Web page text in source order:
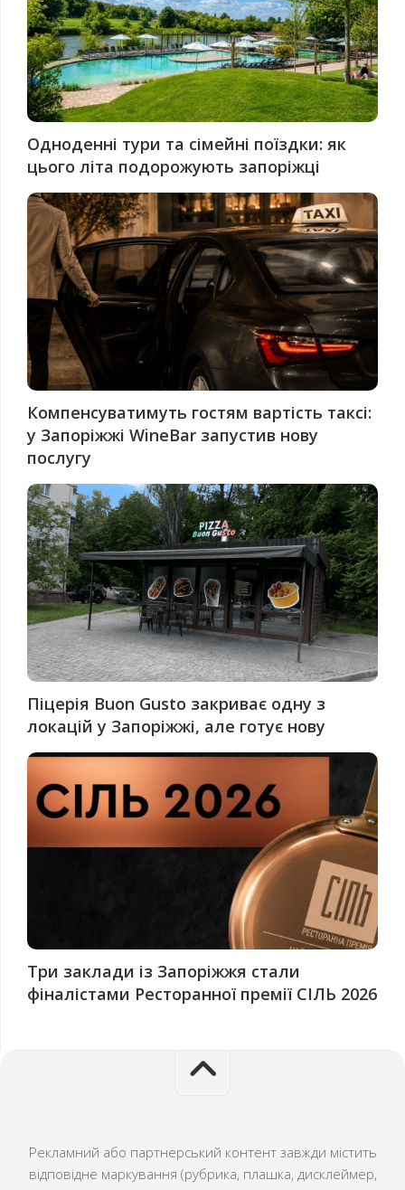
Одноденні тури та сімейні поїздки: як
цього літа подорожують запоріжці
Компенсуватимуть гостям вартість таксі:
у Запоріжжі WineBar запустив нову
послугу
Піцерія Buon Gusto закриває одну з
локацій у Запоріжжі, але готує нову
Три заклади із Запоріжжя стали
фіналістами Ресторанної премії СІЛЬ 2026
Рекламний або партнерський контент завжди містить
відповідне маркування (рубрика, плашка, дисклеймер,